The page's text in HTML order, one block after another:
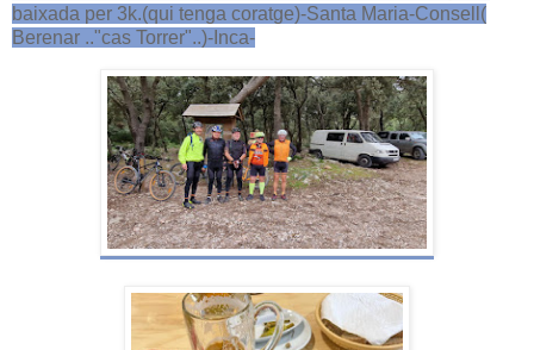
baixada per 3k.(qui tenga coratge)-Santa Maria-Consell(
Berenar .."cas Torrer"..)-Inca-